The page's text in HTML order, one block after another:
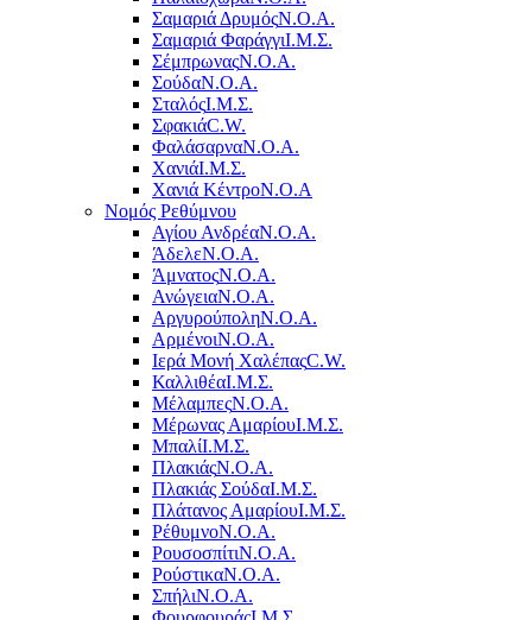
Σαμαριά ΔρυμόςΝ.Ο.Α.
Σαμαριά ΦαράγγιΙ.Μ.Σ.
ΣέμπρωναςΝ.Ο.Α.
ΣούδαΝ.Ο.Α.
ΣταλόςΙ.Μ.Σ.
ΣφακιάC.W.
ΦαλάσαρναΝ.Ο.Α.
ΧανιάΙ.Μ.Σ.
Χανιά ΚέντροN.O.A
Νομός Ρεθύμνου
Αγίου ΑνδρέαΝ.Ο.Α.
ΆδελεΝ.Ο.Α.
ΆμνατοςΝ.Ο.Α.
ΑνώγειαΝ.Ο.Α.
ΑργυρούποληΝ.Ο.Α.
ΑρμένοιΝ.Ο.Α.
Ιερά Μονή ΧαλέπαςC.W.
ΚαλλιθέαΙ.Μ.Σ.
ΜέλαμπεςΝ.Ο.Α.
Μέρωνας ΑμαρίουΙ.Μ.Σ.
ΜπαλίΙ.Μ.Σ.
ΠλακιάςΝ.Ο.Α.
Πλακιάς ΣούδαΙ.Μ.Σ.
Πλάτανος ΑμαρίουΙ.Μ.Σ.
ΡέθυμνοΝ.Ο.Α.
ΡουσοσπίτιΝ.Ο.Α.
ΡούστικαΝ.Ο.Α.
ΣπήλιΝ.Ο.Α.